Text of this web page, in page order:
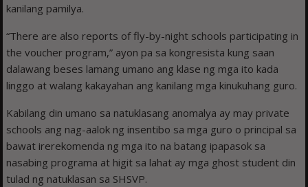
kanilang pamilya.
“There are also reports of fly-by-night schools participating in
the voucher program,” ayon pa sa kongresista kung saan
dalawang beses lamang umano ang klase ng mga ito kada
linggo at walang kakayahan ang kanilang mga kinukuhang guro.
Kabilang din umano sa natuklasang anomalya ay may private
schools ang nag-aalok ng insentibo sa mga guro o principal sa
bawat irerekomenda ng mga ito na batang ipapasok sa
nasabing programa at higit sa lahat ay mga ghost student din
tulad ng natuklasan sa SHSVP.